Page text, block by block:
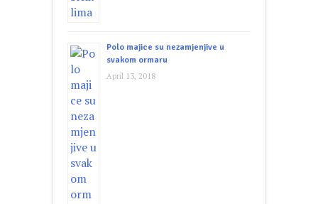
Polo majice su nezamjenjive u
svakom ormaru
April 13, 2018